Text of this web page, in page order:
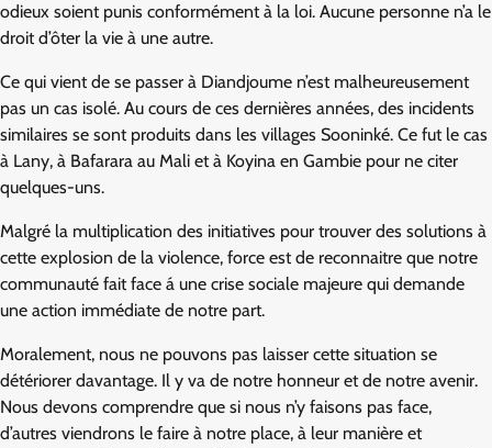
odieux soient punis conformément à la loi. Aucune personne n’a le
droit d’ôter la vie à une autre.
Ce qui vient de se passer à Diandjoume n’est malheureusement
pas un cas isolé. Au cours de ces dernières années, des incidents
similaires se sont produits dans les villages Sooninké. Ce fut le cas
à Lany, à Bafarara au Mali et à Koyina en Gambie pour ne citer
quelques-uns.
Malgré la multiplication des initiatives pour trouver des solutions à
cette explosion de la violence, force est de reconnaitre que notre
communauté fait face á une crise sociale majeure qui demande
une action immédiate de notre part.
Moralement, nous ne pouvons pas laisser cette situation se
détériorer davantage. Il y va de notre honneur et de notre avenir.
Nous devons comprendre que si nous n’y faisons pas face,
d’autres viendrons le faire à notre place, à leur manière et